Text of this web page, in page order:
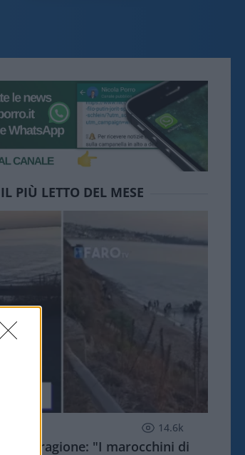
IL PIÙ LETTO DEL MESE
14.6k
ragione: "I marocchini di